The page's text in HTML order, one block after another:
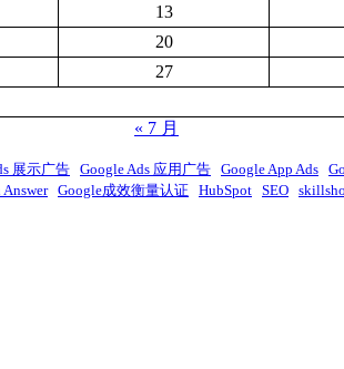
13
20
27
« 7 月
展示广告 Google Ads 应用广告 Google App Ads
Google成效衡量认证 HubSpot SEO